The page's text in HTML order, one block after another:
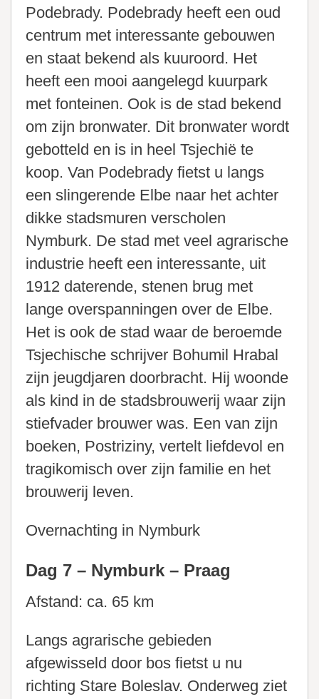
Podebrady. Podebrady heeft een oud
centrum met interessante gebouwen
en staat bekend als kuuroord. Het
heeft een mooi aangelegd kuurpark
met fonteinen. Ook is de stad bekend
om zijn bronwater. Dit bronwater wordt
gebotteld en is in heel Tsjechië te
koop. Van Podebrady fietst u langs
een slingerende Elbe naar het achter
dikke stadsmuren verscholen
Nymburk. De stad met veel agrarische
industrie heeft een interessante, uit
1912 daterende, stenen brug met
lange overspanningen over de Elbe.
Het is ook de stad waar de beroemde
Tsjechische schrijver Bohumil Hrabal
zijn jeugdjaren doorbracht. Hij woonde
als kind in de stadsbrouwerij waar zijn
stiefvader brouwer was. Een van zijn
boeken, Postriziny, vertelt liefdevol en
tragikomisch over zijn familie en het
brouwerij leven.
Overnachting in Nymburk
Dag 7 – Nymburk – Praag
Afstand: ca. 65 km
Langs agrarische gebieden
afgewisseld door bos fietst u nu
richting Stare Boleslav. Onderweg ziet